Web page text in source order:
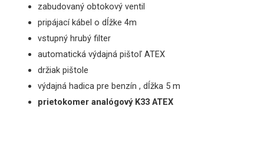
zabudovaný obtokový ventil
pripájací kábel o dĺžke 4m
vstupný hrubý filter
automatická výdajná pištoľ ATEX
držiak pištole
výdajná hadica pre benzín , dĺžka 5 m
prietokomer analógový K33 ATEX